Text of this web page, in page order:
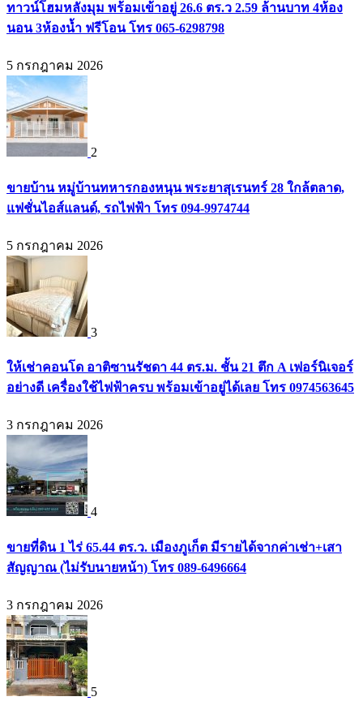
ทาวน์โฮมหลังมุม พร้อมเข้าอยู่ 26.6 ตร.ว 2.59 ล้านบาท 4ห้อง
นอน 3ห้องน้ำ ฟรีโอน โทร 065-6298798
5 กรกฎาคม 2026
2
ขายบ้าน หมู่บ้านทหารกองหนุน พระยาสุเรนทร์ 28 ใกล้ตลาด,
แฟชั่นไอส์แลนด์, รถไฟฟ้า โทร 094-9974744
5 กรกฎาคม 2026
3
ให้เช่าคอนโด อาติซานรัชดา 44 ตร.ม. ชั้น 21 ตึก A เฟอร์นิเจอร์
อย่างดี เครื่องใช้ไฟฟ้าครบ พร้อมเข้าอยู่ได้เลย โทร 0974563645
3 กรกฎาคม 2026
4
ขายที่ดิน 1 ไร่ 65.44 ตร.ว. เมืองภูเก็ต มีรายได้จากค่าเช่า+เสา
สัญญาณ (ไม่รับนายหน้า) โทร 089-6496664
3 กรกฎาคม 2026
5